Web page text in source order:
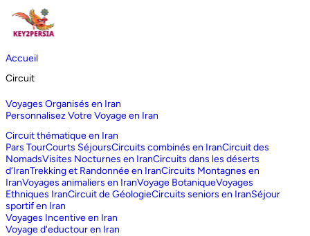
Accueil
Circuit
Voyages Organisés en Iran
Personnalisez Votre Voyage en Iran
Circuit thématique en Iran
Pars TourCourts SéjoursCircuits combinés en IranCircuit des
NomadsVisites Nocturnes en IranCircuits dans les déserts
d‘IranTrekking et Randonnée en IranCircuits Montagnes en
IranVoyages animaliers en IranVoyage BotaniqueVoyages
Ethniques IranCircuit de GéologieCircuits seniors en IranSéjour
sportif en Iran
Voyages Incentive en Iran
Voyage d'eductour en Iran